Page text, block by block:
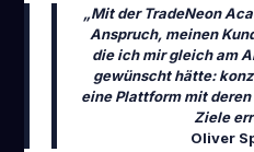
ÜBER UNS„Mit der TradeNeon
Anspruch, meinen
die ich mir gleich am
gewünscht hätte:
eine Plattform mit
Ziele
Oliver